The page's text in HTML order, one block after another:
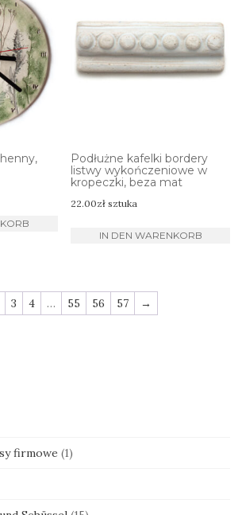
Podłużne kafelki bordery
listwy wykończeniowe w
kropeczki, beza mat
22.00zł sztuka
IN DEN WARENKORB
3 4 … 55 56 57 →
firmowe (1)